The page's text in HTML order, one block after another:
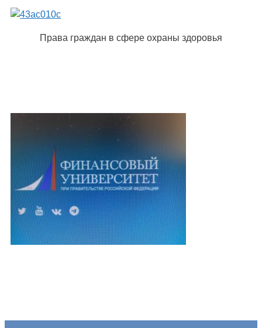
Права граждан в сфере охраны здоровья